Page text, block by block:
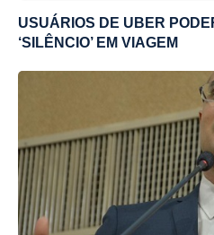
USUÁRIOS DE UBER
‘SILÊNCIO’ EM VIAGEM